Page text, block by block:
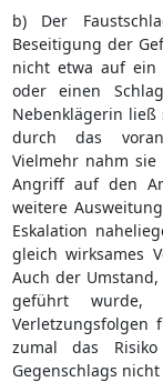
b) Der
Beseitigung der
nicht etwa auf ein
oder einen
Nebenklägerin
durch das
Vielmehr nahm
Angriff auf den
weitere
Eskalation
gleich wirksames
Auch der
geführt wurde,
Verletzungsfolgen
zumal das
Gegenschlags